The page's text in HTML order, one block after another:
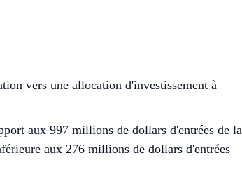
vers une allocation d'investissement à
aux 997 millions de dollars d'entrées de la
aux 276 millions de dollars d'entrées